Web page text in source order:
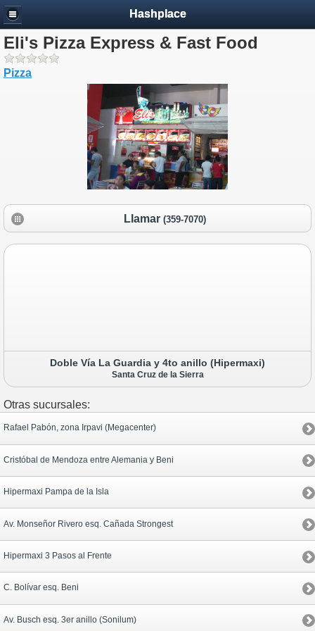
Hashplace
Eli's Pizza Express & Fast Food
Pizza
Llamar (359-7070)
Doble Vía La Guardia y 4to anillo (Hipermaxi)
Santa Cruz de la Sierra
Otras sucursales:
Rafael Pabón, zona Irpavi (Megacenter)
Cristóbal de Mendoza entre Alemania y Beni
Hipermaxi Pampa de la Isla
Av. Monseñor Rivero esq. Cañada Strongest
Hipermaxi 3 Pasos al Frente
C. Bolívar esq. Beni
Av. Busch esq. 3er anillo (Sonilum)